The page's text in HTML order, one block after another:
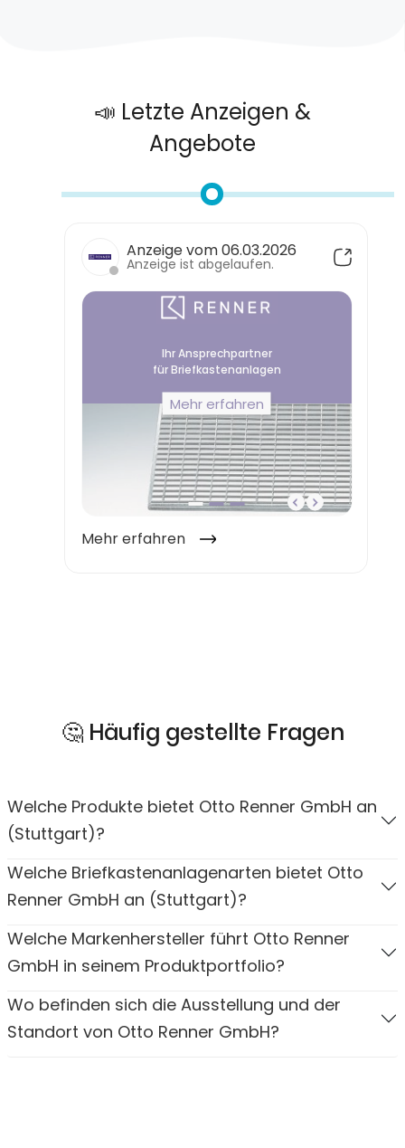
🤔 Häufig gestellte Fragen
Welche Produkte bietet Otto Renner GmbH an
(Stuttgart)?
Welche Briefkastenanlagenarten bietet Otto
Renner GmbH an (Stuttgart)?
Welche Markenhersteller führt Otto Renner
GmbH in seinem Produktportfolio?
Wo befinden sich die Ausstellung und der
Standort von Otto Renner GmbH?